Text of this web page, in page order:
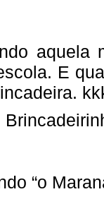
aquela
E
“o